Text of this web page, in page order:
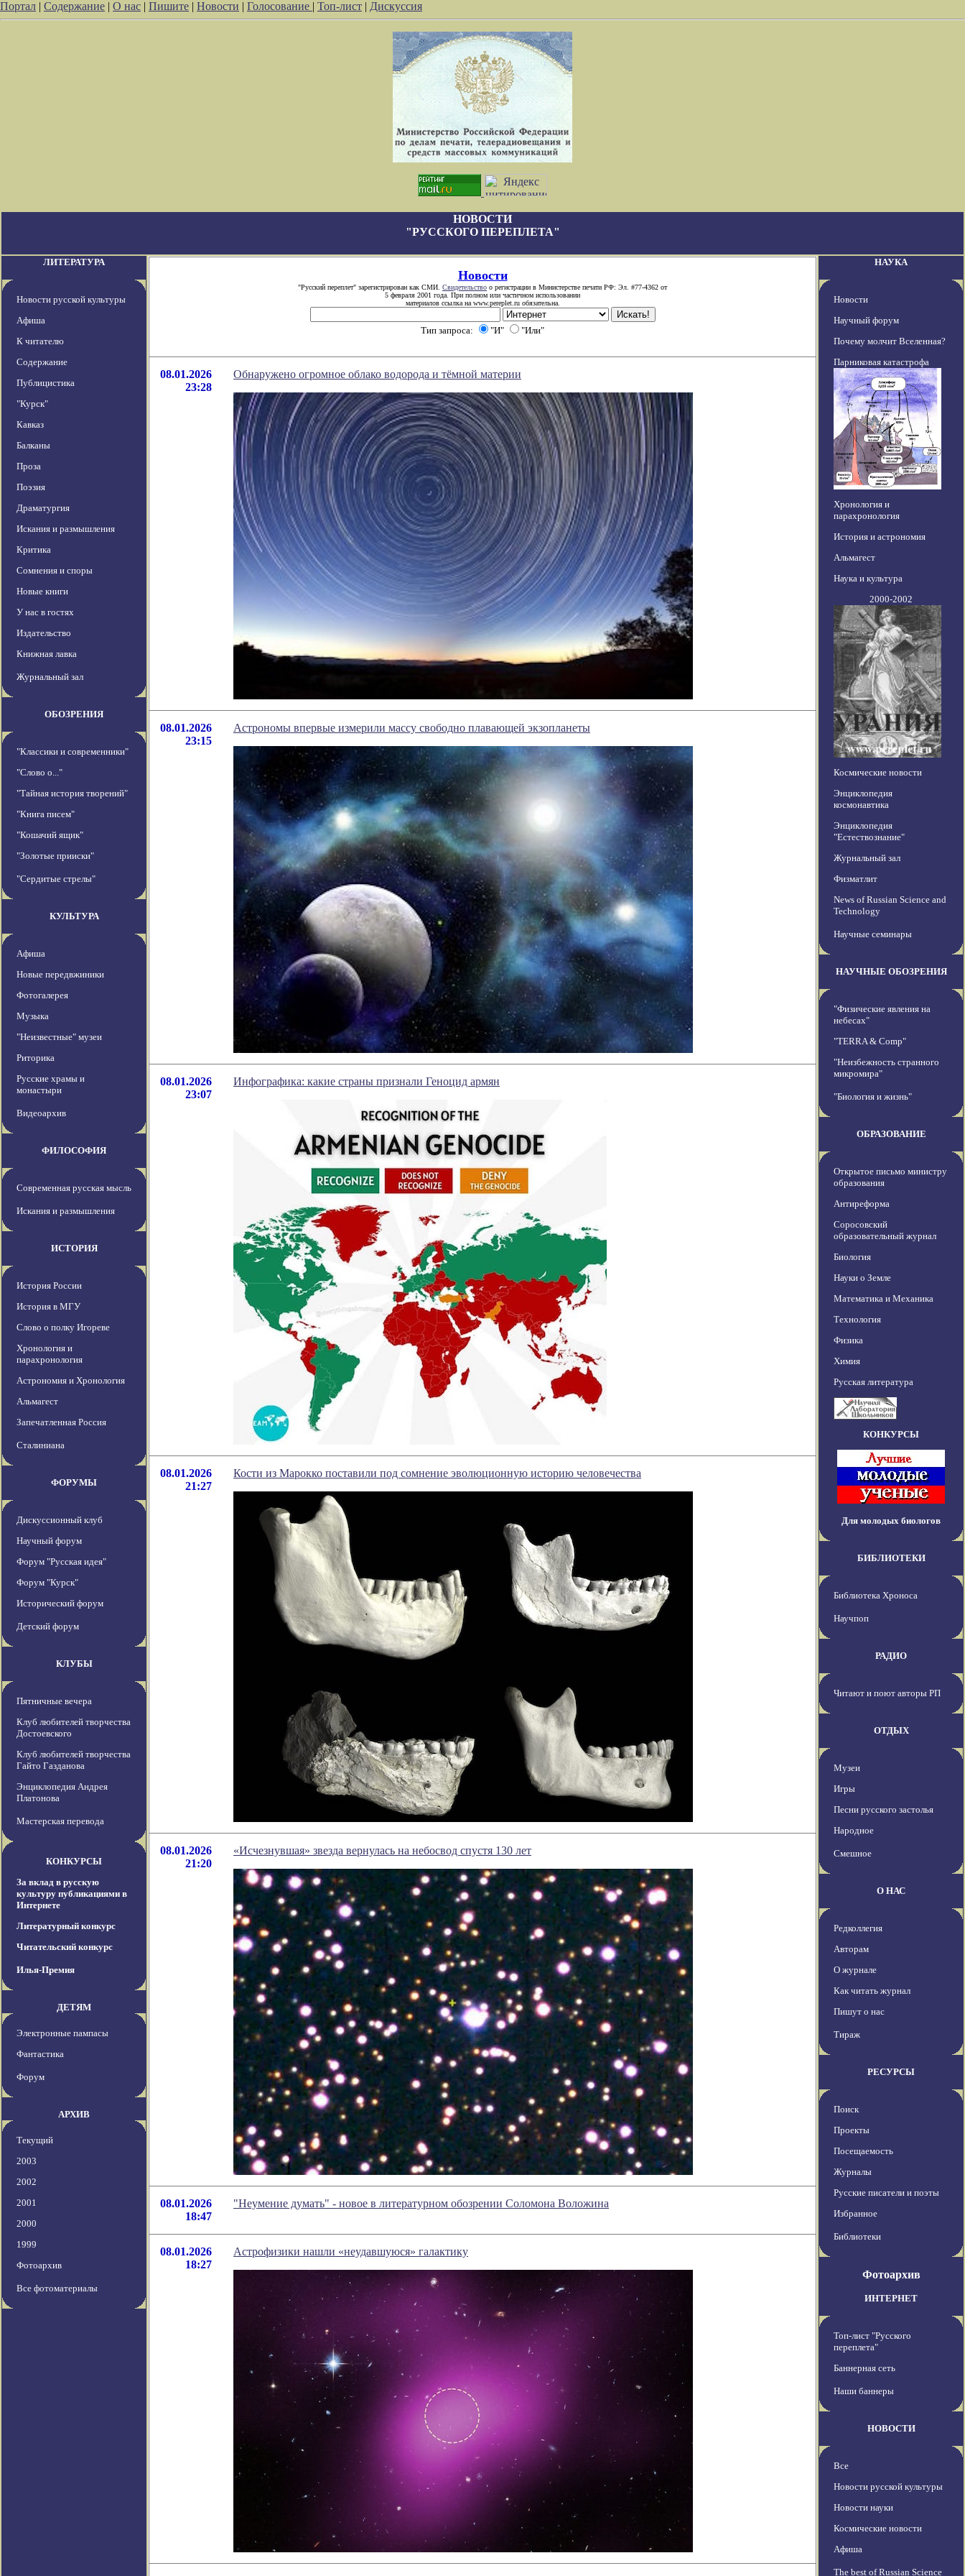
Портал | Содержание | О нас | Пишите | Новости | Голосование | Топ-лист | Дискуссия
НОВОСТИ
"РУССКОГО ПЕРЕПЛЕТА"
ЛИТЕРАТУРА
Новости русской культуры
Афиша
К читателю
Содержание
Публицистика
"Курск"
Кавказ
Балканы
Проза
Поэзия
Драматургия
Искания и размышления
Критика
Сомнения и споры
Новые книги
У нас в гостях
Издательство
Книжная лавка
Журнальный зал
ОБОЗРЕНИЯ
"Классики и современники"
"Слово о..."
"Тайная история творений"
"Книга писем"
"Кошачий ящик"
"Золотые прииски"
"Сердитые стрелы"
КУЛЬТУРА
Афиша
Новые передвжиники
Фотогалерея
Музыка
"Неизвестные" музеи
Риторика
Русские храмы и
монастыри
Видеоархив
ФИЛОСОФИЯ
Современная русская мысль
Искания и размышления
ИСТОРИЯ
История России
История в МГУ
Слово о полку Игореве
Хронология и
парахронология
Астрономия и Хронология
Альмагест
Запечатленная Россия
Сталиниана
ФОРУМЫ
Дискуссионный клуб
Научный форум
Форум "Русская идея"
Форум "Курск"
Исторический форум
Детский форум
КЛУБЫ
Пятничные вечера
Клуб любителей творчества
Достоевского
Клуб любителей творчества
Гайто Газданова
Энциклопедия Андрея
Платонова
Мастерская перевода
КОНКУРСЫ
За вклад в русскую
культуру публикациями в
Интернете
Литературный конкурс
Читательский конкурс
Илья-Премия
ДЕТЯМ
Электронные пампасы
Фантастика
Форум
АРХИВ
Текущий
2003
2002
2001
2000
1999
Фотоархив
Все фотоматериалы
Новости
"Русский переплет" зарегистрирован как СМИ. Свидетельство о регистрации в Министерстве печати РФ: Эл. #77-4362 от
5 февраля 2001 года. При полном или частичном использовании
материалов ссылка на www.pereplet.ru обязательна.
Тип запроса: "И" "Или"
08.01.2026
23:28
Обнаружено огромное облако водорода и тёмной материи
08.01.2026
23:15
Астрономы впервые измерили массу свободно плавающей экзопланеты
08.01.2026
23:07
Инфографика: какие страны признали Геноцид армян
08.01.2026
21:27
Кости из Марокко поставили под сомнение эволюционную историю человечества
08.01.2026
21:20
«Исчезнувшая» звезда вернулась на небосвод спустя 130 лет
08.01.2026
18:47
"Неумение думать" - новое в литературном обозрении Соломона Воложина
08.01.2026
18:27
Астрофизики нашли «неудавшуюся» галактику
НАУКА
Новости
Научный форум
Почему молчит Вселенная?
Парниковая катастрофа
Хронология и
парахронология
История и астрономия
Альмагест
Наука и культура
2000-2002
Космические новости
Энциклопедия
космонавтика
Энциклопедия
"Естествознание"
Журнальный зал
Физматлит
News of Russian Science and
Technology
Научные семинары
НАУЧНЫЕ ОБОЗРЕНИЯ
"Физические явления на
небесах"
"TERRA & Comp"
"Неизбежность странного
микромира"
"Биология и жизнь"
ОБРАЗОВАНИЕ
Открытое письмо министру
образования
Антиреформа
Соросовский
образовательный журнал
Биология
Науки о Земле
Математика и Механика
Технология
Физика
Химия
Русская литература
КОНКУРСЫ
Для молодых биологов
БИБЛИОТЕКИ
Библиотека Хроноса
Научпоп
РАДИО
Читают и поют авторы РП
ОТДЫХ
Музеи
Игры
Песни русского застолья
Народное
Смешное
О НАС
Редколлегия
Авторам
О журнале
Как читать журнал
Пишут о нас
Тираж
РЕСУРСЫ
Поиск
Проекты
Посещаемость
Журналы
Русские писатели и поэты
Избранное
Библиотеки
Фотоархив
ИНТЕРНЕТ
Топ-лист "Русского
переплета"
Баннерная сеть
Наши баннеры
НОВОСТИ
Все
Новости русской культуры
Новости науки
Космические новости
Афиша
The best of Russian Science